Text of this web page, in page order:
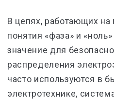
В цепях, работающих
понятия «фаза» и
значение для
распределения
часто используются в
электротехнике,